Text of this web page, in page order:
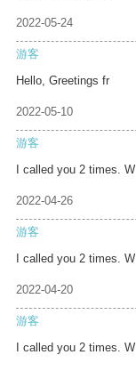
2022-05-24
游客
Hello, Greetings fr
2022-05-10
游客
I called you 2 times. W
2022-04-26
游客
I called you 2 times. W
2022-04-20
游客
I called you 2 times. W